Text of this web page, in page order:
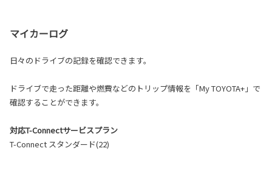
マイカーログ
日々のドライブの記録を確認できます。
ドライブで走った距離や燃費などのトリップ情報を「My TOYOTA+」で
確認することができます。
対応T-Connectサービスプラン
T-Connect スタンダード(22)